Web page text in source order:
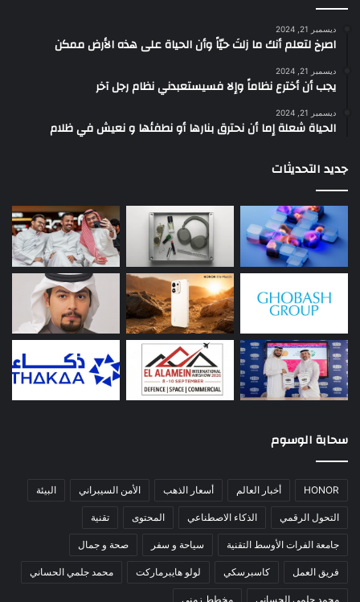
ديسمبر 21, 2024
‫اصرخ لتعلم أنك ما زلتَ حيّاً وأن الحياة على هذه الأرض ممكن
ديسمبر 21, 2024
يجب أن أخترع نظاماً وإلا فسيستعبدني نظام رجل آخر
ديسمبر 21, 2024
الحياة شعلة إما أن نحترق بنارها أو نطفئها و نعيش في ظلام
جديد التحديثات
سحابة الوسوم
HONOR أخبار العالم أسعار الذهب الأمن السيبراني البيئة
التحول الرقمي الذكاء الاصطناعي المحتوى تقنية
جامعة الفرات الأوسط التقنية سياحة و سفر صحة و جمال
فريق العمل كاسبرسكي لولو هايبرماركت محمد جلمي الحساني
محمد حلمي الحساني مخطط زمني